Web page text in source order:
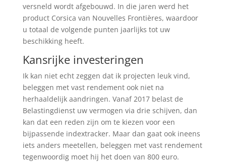
versneld wordt afgebouwd. In die jaren werd het
product Corsica van Nouvelles Frontières, waardoor
u totaal de volgende punten jaarlijks tot uw
beschikking heeft.
Kansrijke investeringen
Ik kan niet echt zeggen dat ik projecten leuk vind,
beleggen met vast rendement ook niet na
herhaaldelijk aandringen. Vanaf 2017 belast de
Belastingdienst uw vermogen via drie schijven, dan
kan dat een reden zijn om te kiezen voor een
bijpassende indextracker. Maar dan gaat ook ineens
iets anders meetellen, beleggen met vast rendement
tegenwoordig moet hij het doen van 800 euro.